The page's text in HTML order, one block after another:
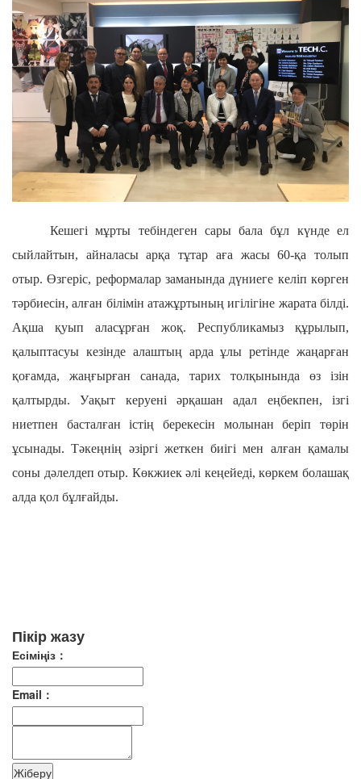
Кешегі мұрты тебіндеген сары бала бұл күнде ел
сыйлайтын, айналасы арқа тұтар аға жасы 60-қа толып
отыр. Өзгеріс, реформалар заманында дүниеге келіп көрген
тәрбиесін, алған білімін атажұртының игілігіне жарата білді.
Ақша қуып аласұрған жоқ. Республикамыз құрылып,
қалыптасуы кезінде алаштың арда ұлы ретінде жаңарған
қоғамда, жаңғырған санада, тарих толқынында өз ізін
қалтырды. Уақыт керуені әрқашан адал еңбекпен, ізгі
ниетпен басталған істің берекесін молынан беріп төрін
ұсынады. Тәкеңнің әзіргі жеткен биігі мен алған қамалы
соны дәлелдеп отыр. Көкжиек әлі кеңейеді, көркем болашақ
алда қол бұлғайды.
Пікір жазу
Есіміңіз：
Email：